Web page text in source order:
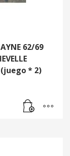
62/69
(juego * 2)